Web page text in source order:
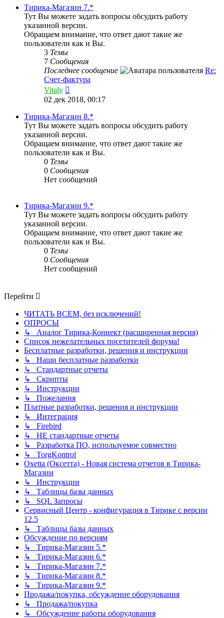
Тирика-Магазин 7.*
Тут Вы можете задать вопросы обсудить работу
указанной версии.
Обращаем внимание, что ответ дают такие же
пользователи как и Вы.
3 Темы
7 Сообщения
Последнее сообщение
Re:
Счет-фактура
Vitaly
к
последнему
сообщению
02 дек 2018, 00:17
Тирика-Магазин 8.*
Тут Вы можете задать вопросы обсудить работу
указанной версии.
Обращаем внимание, что ответ дают такие же
пользователи как и Вы.
0 Темы
0 Сообщения
Нет сообщений
Тирика-Магазин 9.*
Тут Вы можете задать вопросы обсудить работу
указанной версии.
Обращаем внимание, что ответ дают такие же
пользователи как и Вы.
0 Темы
0 Сообщения
Нет сообщений
Перейти
ЧИТАТЬ ВСЕМ, без исключений!
ОПРОСЫ
↳ Аналог Тирика-Коннект (расширенная версия)
Список нежелательных посетителей форума!
Бесплатные разработки, решения и инструкции
↳ Наши бесплатные разработки
↳ Стандартные отчеты
↳ Скрипты
↳ Инструкции
↳ Пожелания
Платные разработки, решения и инструкции
↳ Интеграция
↳ Firebird
↳ НЕ стандартные отчеты
↳ Разработка ПО, используемое совместно
↳ TorgKontrol
Oxetta (Оксетта) - Новая система отчетов в Тирика-
Магазин
↳ Инструкции
↳ Таблицы базы данных
↳ SQL Запросы
Сервисный Центр - конфигурация в Тирике с версии
12.5
↳ Таблицы базы данных
Обсуждение по версиям
↳ Тирика-Магазин 5.*
↳ Тирика-Магазин 6.*
↳ Тирика-Магазин 7.*
↳ Тирика-Магазин 8.*
↳ Тирика-Магазин 9.*
Продажа/покупка, обсуждение оборудования
↳ Продажа/покупка
↳ Обсуждение работы оборудования